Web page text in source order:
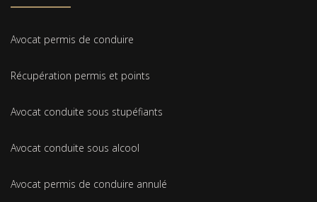
Avocat permis de conduire
Récupération permis et points
Avocat conduite sous stupéfiants
Avocat conduite sous alcool
Avocat permis de conduire annulé